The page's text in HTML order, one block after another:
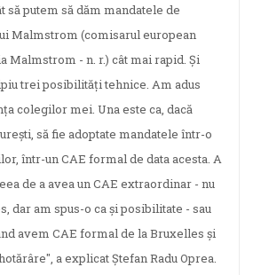
să putem să dăm mandatele de
Malmstrom (comisarul european
Malmstrom - n. r.) cât mai rapid. Şi
trei posibilităţi tehnice. Am adus
colegilor mei. Una este ca, dacă
să fie adoptate mandatele într-o
într-un CAE formal de data acesta. A
de a avea un CAE extraordinar - nu
dar am spus-o ca şi posibilitate - sau
avem CAE formal de la Bruxelles şi
a explicat Ştefan Radu Oprea.